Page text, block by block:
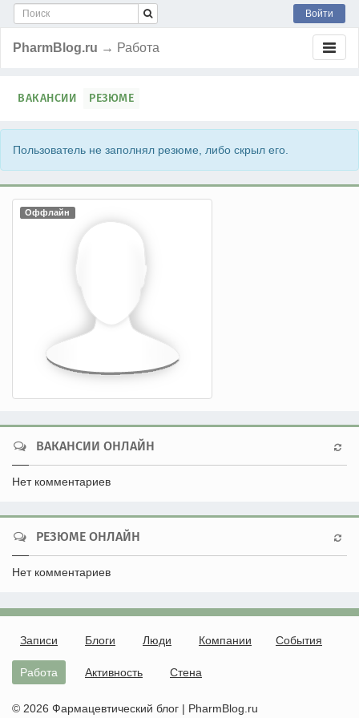
Войти
PharmBlog.ru → Работа
ВАКАНСИИ РЕЗЮМЕ
Пользователь не заполнял резюме, либо скрыл его.
Оффлайн
ВАКАНСИИ ОНЛАЙН
Нет комментариев
РЕЗЮМЕ ОНЛАЙН
Нет комментариев
Записи Блоги Люди Компании События
Работа Активность Стена
© 2026 Фармацевтический блог | PharmBlog.ru